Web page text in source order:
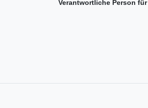
Verantwortliche Person für